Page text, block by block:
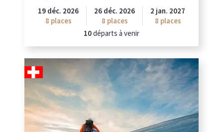
19 déc. 2026
8 places
26 déc. 2026
8 places
2 jan. 2027
8 places
10départs à venir